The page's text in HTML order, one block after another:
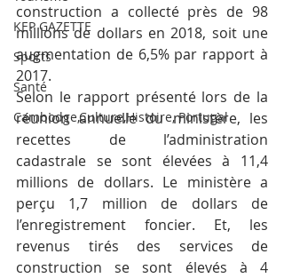
KEP GAZETTE
Sports
Santé
Cambodge,Culture,Histoire, Portugal
construction a collecté près de 98
millions de dollars en 2018, soit une
augmentation de 6,5% par rapport à
2017.
Selon le rapport présenté lors de la
réunion annuelle du ministère, les
recettes de l’administration
cadastrale se sont élevées à 11,4
millions de dollars. Le ministère a
perçu 1,7 million de dollars de
l’enregistrement foncier. Et, les
revenus tirés des services de
construction se sont élevés à 4